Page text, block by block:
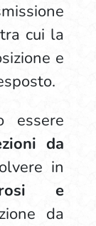
cui la
e
essere
da
in
e
da